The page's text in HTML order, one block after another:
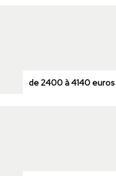
de 2400 à 4140 euros